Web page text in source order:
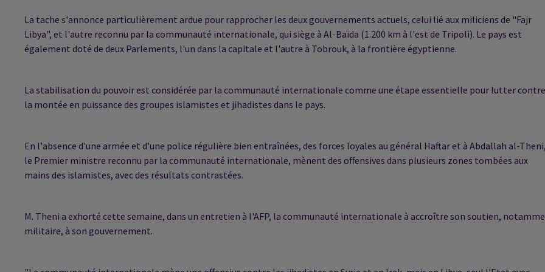
La tache s'annonce particulièrement ardue pour rapprocher les deux gouvernements actuels, celui lié aux miliciens de "Fajr
Libya", et l'autre reconnu par la communauté internationale, qui siège à Al-Baïda (1.200 km à l'est de Tripoli). Le pays est
également doté de deux Parlements, l'un dans la capitale et l'autre à Tobrouk, à la frontière égyptienne.
La stabilisation du pouvoir est considérée par la communauté internationale comme une étape essentielle pour lutter contre
la montée en puissance des groupes islamistes et jihadistes dans le pays.
En l'absence d'une armée et d'une police régulière bien entraînées, des forces loyales au général Haftar et à Abdallah al-Theni,
le Premier ministre reconnu par la communauté internationale, mènent des offensives dans plusieurs zones tombées aux
mains des islamistes, avec des résultats contrastées.
M. Theni a exhorté cette semaine, dans un entretien à l'AFP, la communauté internationale à accroître son soutien,
militaire, à son gouvernement.